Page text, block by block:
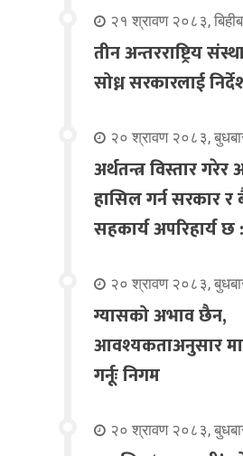
२१ श्रावण २०८३,
तीन अन्तरराष्ट्रिय
सोध्न सरकारलाई
२० श्रावण २०८३,
अर्थतन्त्र विस्तार गरेर
हासिल गर्न सरकार
सहकार्य अपरिहार्य छ :
२० श्रावण २०८३,
ग्यासको अभाव छैन,
आवश्यकताअनुसार
गर्नूः निगम
२० श्रावण २०८३,